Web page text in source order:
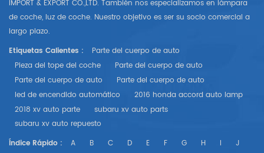
IMPORT & EXPORT CO.,LTD. También nos especializamos en lámpara
de coche, luz de coche. Nuestro objetivo es ser su socio comercial a
largo plazo.
Etiquetas Calientes :
Parte del cuerpo de auto
Pieza del tope del coche
Parte del cuerpo de auto
Parte del cuerpo de auto
Parte del cuerpo de auto
led de encendido automático
2016 honda accord auto lamp
2018 xv auto parte
subaru xv auto parts
subaru xv auto repuesto
Índice Rápido :
A B C D E F G H I
J